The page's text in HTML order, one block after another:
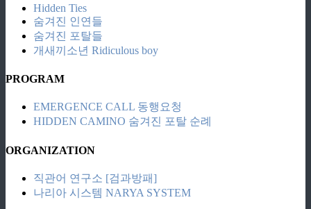
Hidden Ties
숨겨진 인연들
숨겨진 포탈들
개새끼소년 Ridiculous boy
PROGRAM
EMERGENCE CALL 동행요청
HIDDEN CAMINO 숨겨진 포탈 순례
ORGANIZATION
직관어 연구소 [검과방패]
나리아 시스템 NARYA SYSTEM